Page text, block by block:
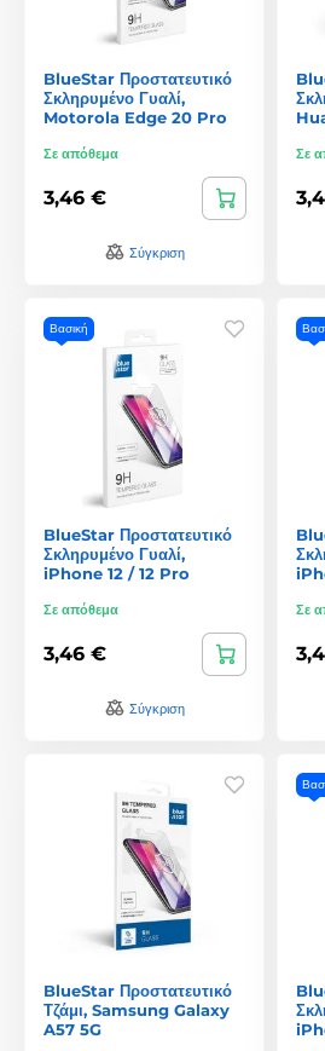
BlueStar Προστατευτικό
Σκληρυμένο Γυαλί,
Motorola Edge 20 Pro
Σε απόθεμα
3,46 €
Σύγκριση
Σε
Βασική
BlueStar Προστατευτικό
Σκληρυμένο Γυαλί,
iPhone 12 / 12 Pro
Σε απόθεμα
3,46 €
Σύγκριση
Σε
BlueStar Προστατευτικό
Τζάμι, Samsung Galaxy
A57 5G